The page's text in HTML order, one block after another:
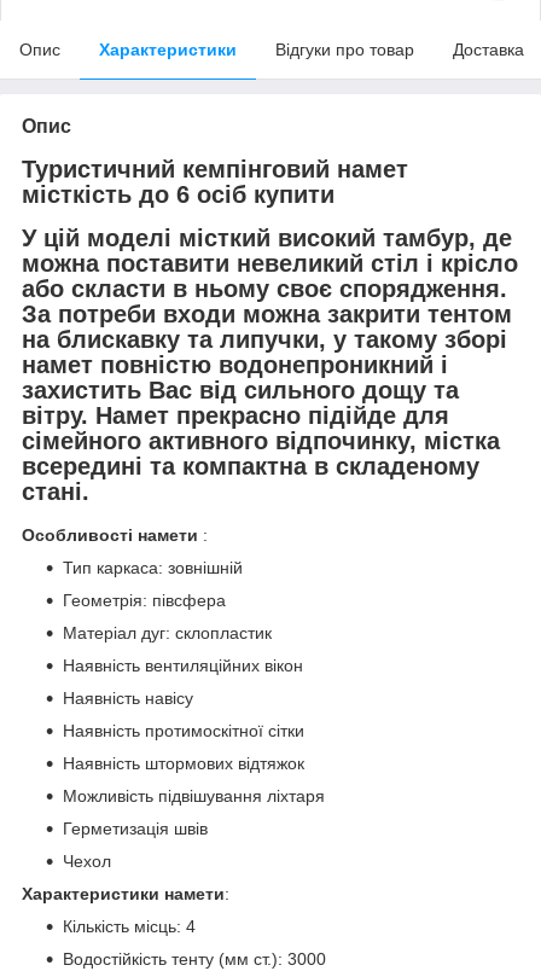
Опис Характеристики Відгуки про товар Доставка
Опис
Туристичний кемпінговий намет
місткість до 6 осіб купити
У цій моделі місткий високий тамбур, де
можна поставити невеликий стіл і крісло
або скласти в ньому своє спорядження.
За потреби входи можна закрити тентом
на блискавку та липучки, у такому зборі
намет повністю водонепроникний і
захистить Вас від сильного дощу та
вітру. Намет прекрасно підійде для
сімейного активного відпочинку, містка
всередині та компактна в складеному
стані.
Особливості намети :
Тип каркаса: зовнішній
Геометрія: півсфера
Матеріал дуг: склопластик
Наявність вентиляційних вікон
Наявність навісу
Наявність протимоскітної сітки
Наявність штормових відтяжок
Можливість підвішування ліхтаря
Герметизація швів
Чехол
Характеристики намети:
Кількість місць: 4
Водостійкість тенту (мм ст.): 3000